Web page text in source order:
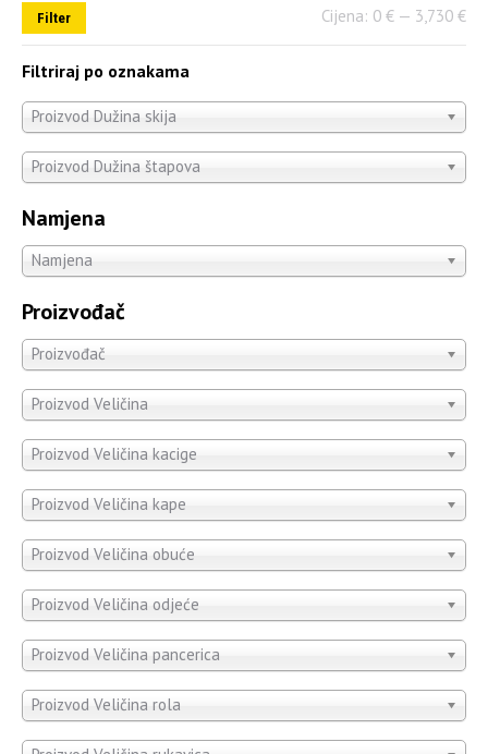
Filter Cijena: 0 € — 3,730 €
Filtriraj po oznakama
Proizvod Dužina skija
Proizvod Dužina štapova
Namjena
Namjena
Proizvođač
Proizvođač
Proizvod Veličina
Proizvod Veličina kacige
Proizvod Veličina kape
Proizvod Veličina obuće
Proizvod Veličina odjeće
Proizvod Veličina pancerica
Proizvod Veličina rola